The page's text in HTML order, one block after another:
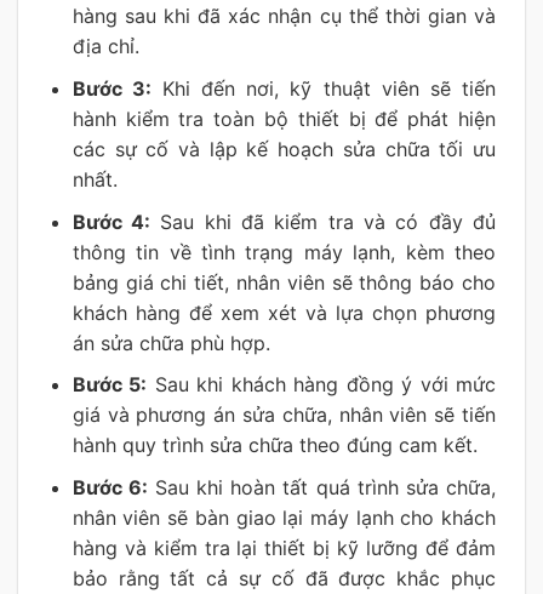
hàng sau khi đã xác nhận cụ thể thời gian và
địa chỉ.
Bước 3: Khi đến nơi, kỹ thuật viên sẽ tiến
hành kiểm tra toàn bộ thiết bị để phát hiện
các sự cố và lập kế hoạch sửa chữa tối ưu
nhất.
Bước 4: Sau khi đã kiểm tra và có đầy đủ
thông tin về tình trạng máy lạnh, kèm theo
bảng giá chi tiết, nhân viên sẽ thông báo cho
khách hàng để xem xét và lựa chọn phương
án sửa chữa phù hợp.
Bước 5: Sau khi khách hàng đồng ý với mức
giá và phương án sửa chữa, nhân viên sẽ tiến
hành quy trình sửa chữa theo đúng cam kết.
Bước 6: Sau khi hoàn tất quá trình sửa chữa,
nhân viên sẽ bàn giao lại máy lạnh cho khách
hàng và kiểm tra lại thiết bị kỹ lưỡng để đảm
bảo rằng tất cả sự cố đã được khắc phục